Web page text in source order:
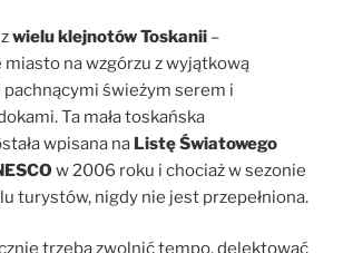
wielu klejnotów Toskanii –
na wzgórzu z wyjątkową
świeżym serem i
Ta mała toskańska
wpisana na Listę Światowego
w 2006 roku i chociaż w sezonie
turystów, nigdy nie jest przepełniona.
trzeba zwolnić tempo, delektować